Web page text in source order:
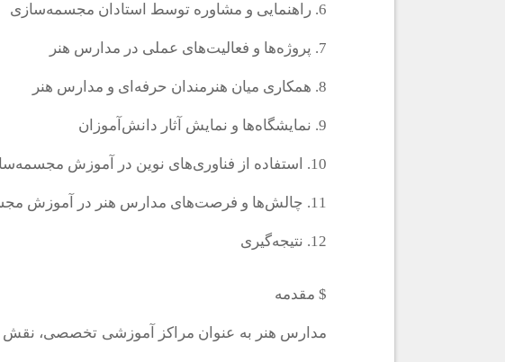
6. راهنمایی و مشاوره توسط استادان مجسمه‌سازی
7. پروژه‌ها و فعالیت‌های عملی در مدارس هنر
8. همکاری میان هنرمندان حرفه‌ای و مدارس هنر
9. نمایشگاه‌ها و نمایش آثار دانش‌آموزان
10. استفاده از فناوری‌های نوین در آموزش مجسمه‌سازی
11. چالش‌ها و فرصت‌های مدارس هنر در آموزش مجسمه‌سازی
12. نتیجه‌گیری
$ مقدمه
مدارس هنر به عنوان مراکز آموزشی تخصصی، نقش